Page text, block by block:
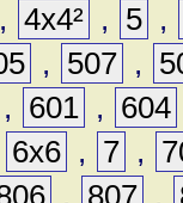
, 4x4² , 5 ,
, 507 ,
, 601 , 604
6x6 , 7 ,
, 807 ,